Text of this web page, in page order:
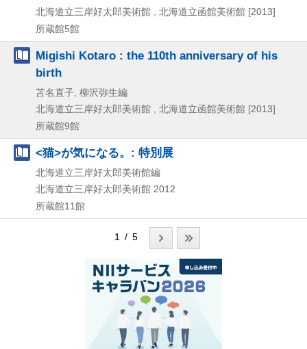
北海道立三岸好太郎美術館 , 北海道立函館美術館 [2013]
所蔵館5館
Migishi Kotaro : the 110th anniversary of his
birth
苫名直子, 柳沢弥生編
北海道立三岸好太郎美術館 , 北海道立函館美術館 [2013]
所蔵館9館
<猫>が気になる。: 特別展
北海道立三岸好太郎美術館編
北海道立三岸好太郎美術館 2012
所蔵館11館
1 / 5